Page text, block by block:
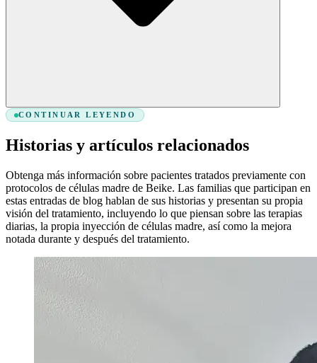
CONTINUAR LEYENDO
Historias y artículos relacionados
Obtenga más información sobre pacientes tratados previamente con
protocolos de células madre de Beike. Las familias que participan en
estas entradas de blog hablan de sus historias y presentan su propia
visión del tratamiento, incluyendo lo que piensan sobre las terapias
diarias, la propia inyección de células madre, así como la mejora
notada durante y después del tratamiento.